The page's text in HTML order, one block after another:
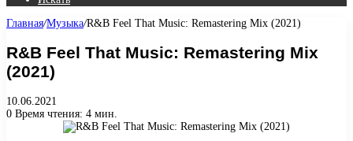
Главная/Музыка/R&B Feel That Music: Remastering Mix (2021)
R&B Feel That Music: Remastering Mix
(2021)
10.06.2021
0 Время чтения: 4 мин.